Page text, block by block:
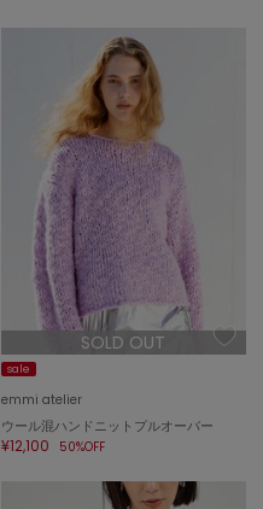
SOLD OUT
sale
emmi atelier
ウール混ハンドニットプルオーバー
¥12,100 50%OFF